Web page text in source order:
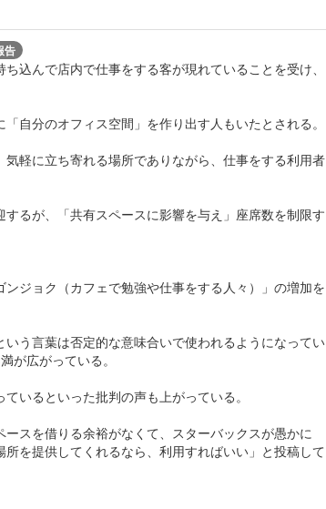
告
込んで店内で仕事をする客が現れていることを受け、
自分のオフィス空間」を作り出す人もいたとされる。
軽に立ち寄れる場所でありながら、仕事をする利用者
るが、「共有スペースに影響を与え」座席数を制限す
ジョク（カフェで勉強や仕事をする人々）」の増加を
う言葉は否定的な意味合いで使われるようになってい
が広がっている。
いるといった批判の声も上がっている。
スを借りる余裕がなくて、スターバックスが愚かに
を提供してくれるなら、利用すればいい」と投稿して